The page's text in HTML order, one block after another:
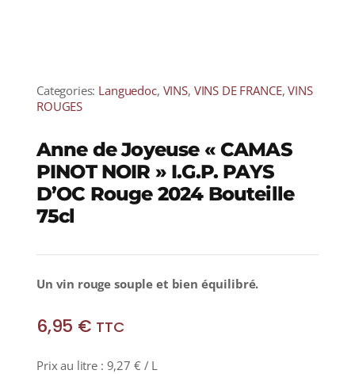
Categories: Languedoc, VINS, VINS DE FRANCE,VINS
ROUGES
Anne de Joyeuse « CAMAS
PINOT NOIR » I.G.P. PAYS
D’OC Rouge 2024 Bouteille
75cl
Un vin rouge souple et bien équilibré.
6,95 € TTC
Prix au litre : 9,27 € / L